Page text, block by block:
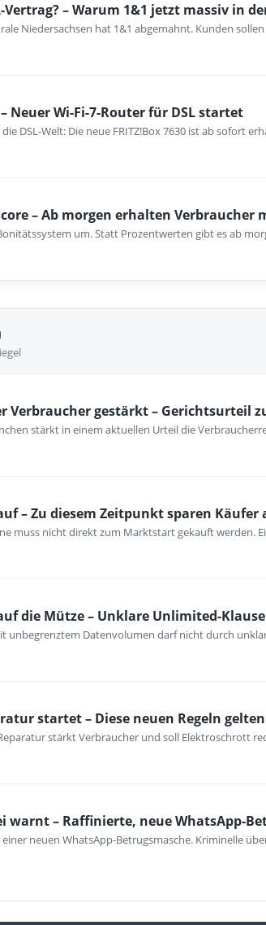
Vertrag? – Warum 1&1 jetzt massiv in
Niedersachsen hat 1&1 abgemahnt. Kunden
– Neuer Wi-Fi-7-Router für DSL startet
DSL-Welt: Die neue FRITZ!Box 7630 ist ab sofort
– Ab morgen erhalten Verbraucher
um. Statt Prozentwerten gibt es ab
Verbraucher gestärkt – Gerichtsurteil
stärkt in einem aktuellen Urteil die
– Zu diesem Zeitpunkt sparen Käufer
muss nicht direkt zum Marktstart gekauft werden.
die Mütze – Unklare Unlimited-
unbegrenztem Datenvolumen darf nicht durch
startet – Diese neuen Regeln
stärkt Verbraucher und soll Elektroschrott
warnt – Raffinierte, neue WhatsApp-
neuen WhatsApp-Betrugsmasche. Kriminelle